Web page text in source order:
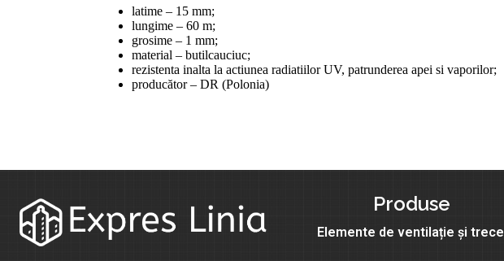
latime – 15 mm;
lungime – 60 m;
grosime – 1 mm;
material – butilcauciuc;
rezistenta inalta la actiunea radiatiilor UV, patrunderea apei si vaporilor;
producător – DR (Polonia)
Produse
Elemente de ventilație și